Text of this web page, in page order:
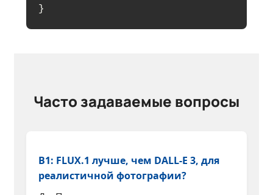
}
Часто задаваемые вопросы
В1: FLUX.1 лучше, чем DALL-E 3, для
реалистичной фотографии?